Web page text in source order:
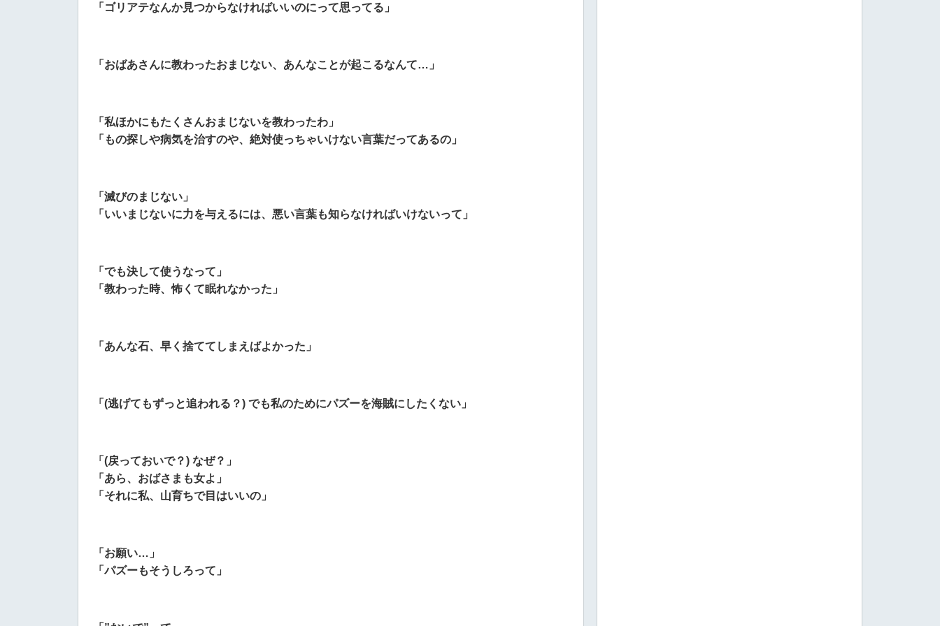
「ゴリアテなんか見つからなければいいのにって思ってる」
「おばあさんに教わったおまじない、あんなことが起こるなんて…」
「私ほかにもたくさんおまじないを教わったわ」
「もの探しや病気を治すのや、絶対使っちゃいけない言葉だってあるの」
「滅びのまじない」
「いいまじないに力を与えるには、悪い言葉も知らなければいけないって」
「でも決して使うなって」
「教わった時、怖くて眠れなかった」
「あんな石、早く捨ててしまえばよかった」
「(逃げてもずっと追われる？) でも私のためにパズーを海賊にしたくない」
「(戻っておいで？) なぜ？」
「あら、おばさまも女よ」
「それに私、山育ちで目はいいの」
「お願い…」
「パズーもそうしろって」